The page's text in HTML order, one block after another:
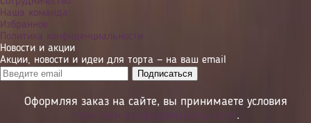
Наша команда
Избранное
Политика конфиденциальности
Новости и акции
Акции, новости и идеи для торта — на ваш email
Оформляя заказ на сайте, вы принимаете условия
политики конфиденциальности.